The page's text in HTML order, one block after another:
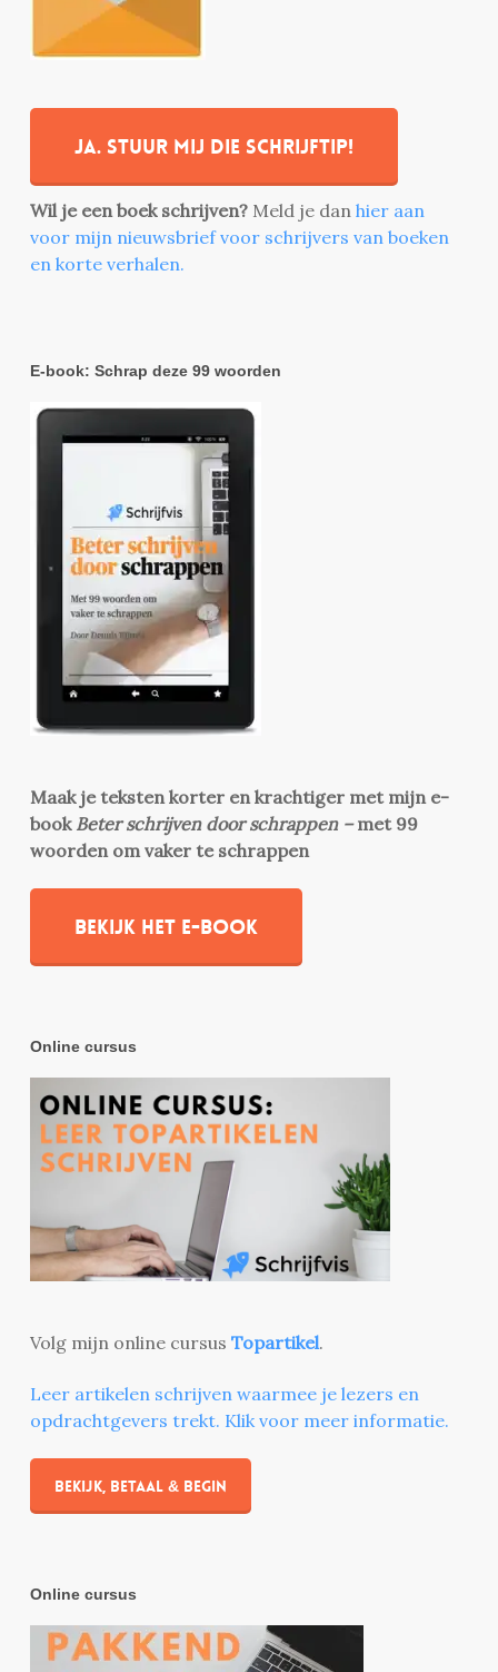
Ja. stuur mij die schrijftip!
Wil je een boek schrijven? Meld je dan hier aan
voor mijn nieuwsbrief voor schrijvers van boeken
en korte verhalen.
E-book: Schrap deze 99 woorden
Maak je teksten korter en krachtiger met mijn e-
book Beter schrijven door schrappen –met 99
woorden om vaker te schrappen
Bekijk het e-book
Online cursus
Volg mijn online cursus Topartikel.
Leer artikelen schrijven waarmee je lezers en
opdrachtgevers trekt. Klik voor meer informatie.
Bekijk, betaal & begin
Online cursus